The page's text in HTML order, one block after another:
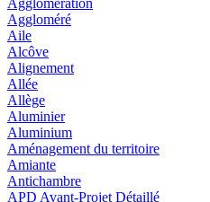
Agglomération
Aggloméré
Aile
Alcôve
Alignement
Allée
Allège
Aluminier
Aluminium
Aménagement du territoire
Amiante
Antichambre
APD Avant-Projet Détaillé